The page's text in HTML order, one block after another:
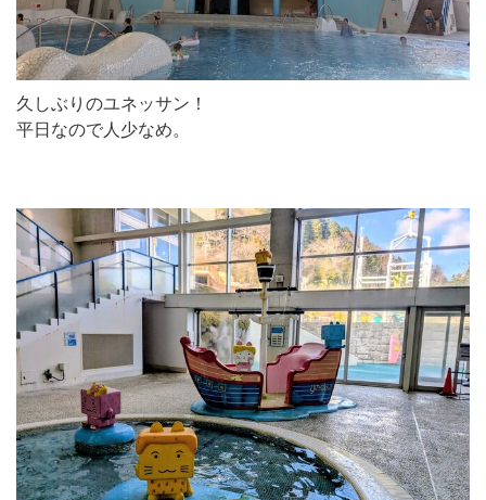
久しぶりのユネッサン！
平日なので人少なめ。